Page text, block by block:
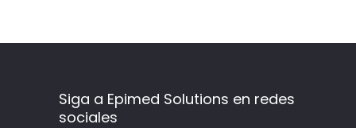
Siga a Epimed Solutions en redes
sociales